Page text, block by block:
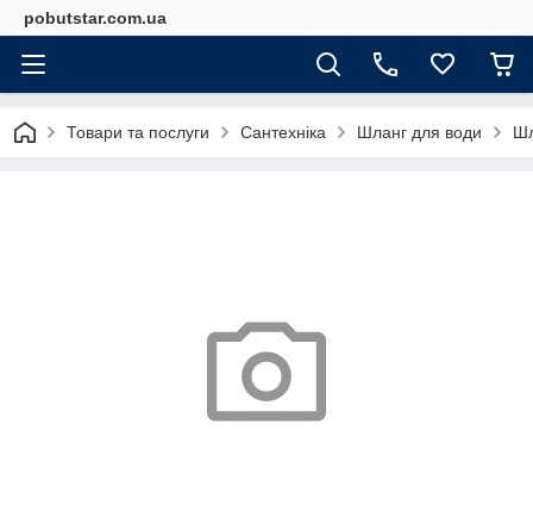
pobutstar.com.ua
Товари та послуги Сантехніка Шланг для води